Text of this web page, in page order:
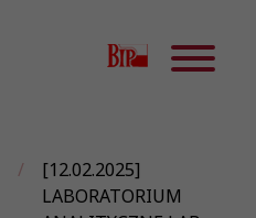
[12.02.2025]
LABORATORIUM